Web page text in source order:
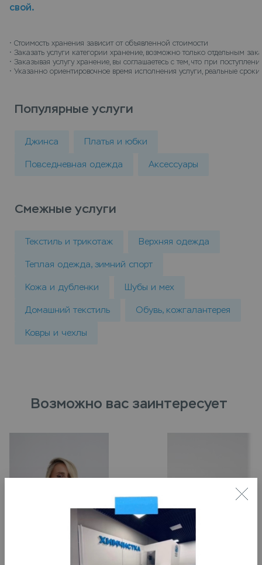
свой.
• Стоимость хранения зависит от объявленной стоимости
• Заказать услуги категории хранение, возможно только отдельным
• Заказывая услугу хранение, вы соглашаетесь с тем, что при
• Указанно ориентировочное время исполнения услуги, реальные сроки
Популярные услуги
Джинса Платья и юбки
Повседневная одежда Аксессуары
Смежные услуги
Текстиль и трикотаж Верхняя одежда
Теплая одежда, зимний спорт
Кожа и дубленки Шубы и мех
Домашний текстиль Обувь, кожгалантерея
Ковры и чехлы
Возможно вас заинтересует